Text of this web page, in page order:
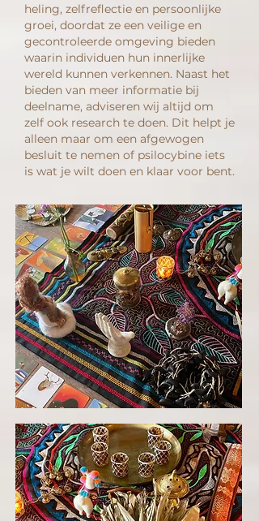
heling, zelfreflectie en persoonlijke
groei, doordat ze een veilige en
gecontroleerde omgeving bieden
waarin individuen hun innerlijke
wereld kunnen verkennen. Naast het
bieden van meer informatie bij
deelname, adviseren wij altijd om
zelf ook research te doen. Dit helpt je
alleen maar om een afgewogen
besluit te nemen of psilocybine iets
is wat je wilt doen en klaar voor bent.